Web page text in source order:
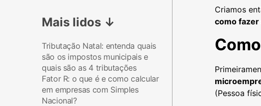
Mais lidos ↓
Tributação Natal: entenda quais
são os impostos municipais e
quais são as 4 tributações
Fator R: o que é e como calcular
em empresas com Simples
Nacional?
Criamos
como fazer
(Pessoa